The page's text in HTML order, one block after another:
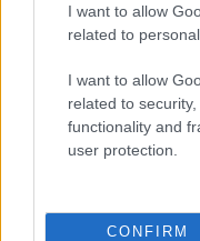
I want to allow
related to
I want to allow
related to
functionality and
user protection.
CONFIRM
NÉPSZERŰ